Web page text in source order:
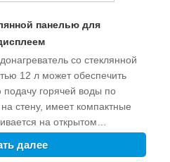
панелью для
со стеклянной
12 л может обеспечить
горячей воды по
стену, имеет компактные
на открытом
защита от сбоя
защита от перегрева
далее